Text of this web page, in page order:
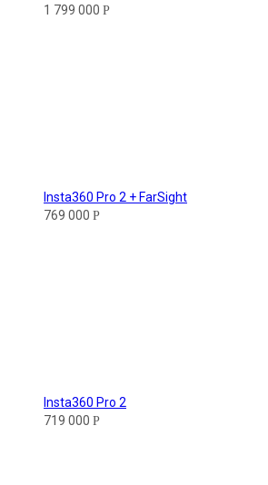
1 799 000 Р
Insta360 Pro 2 + FarSight
769 000 Р
Insta360 Pro 2
719 000 Р